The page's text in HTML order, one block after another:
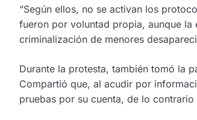
“Según ellos, no se activan los
fueron por voluntad propia, aunque la
criminalización de menores
Durante la protesta, también tomó la
Compartió que, al acudir por
pruebas por su cuenta, de lo